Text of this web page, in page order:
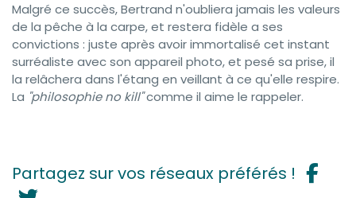
Malgré ce succès, Bertrand n'oubliera jamais les valeurs
de la pêche à la carpe, et restera fidèle a ses
convictions : juste après avoir immortalisé cet instant
surréaliste avec son appareil photo, et pesé sa prise, il
la relâchera dans l'étang en veillant à ce qu'elle respire.
La "philosophie no kill"comme il aime le rappeler.
Partagez sur vos réseaux préférés !